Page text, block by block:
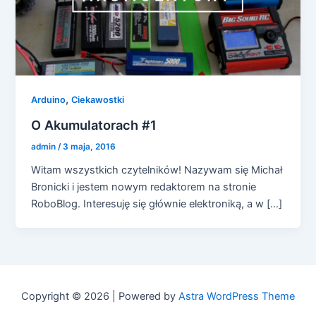
Arduino,Ciekawostki
O Akumulatorach #1
admin/3 maja, 2016
Witam wszystkich czytelników! Nazywam się Michał
Bronicki i jestem nowym redaktorem na stronie
RoboBlog. Interesuję się głównie elektroniką, a w […]
Copyright © 2026 | Powered by Astra WordPress Theme